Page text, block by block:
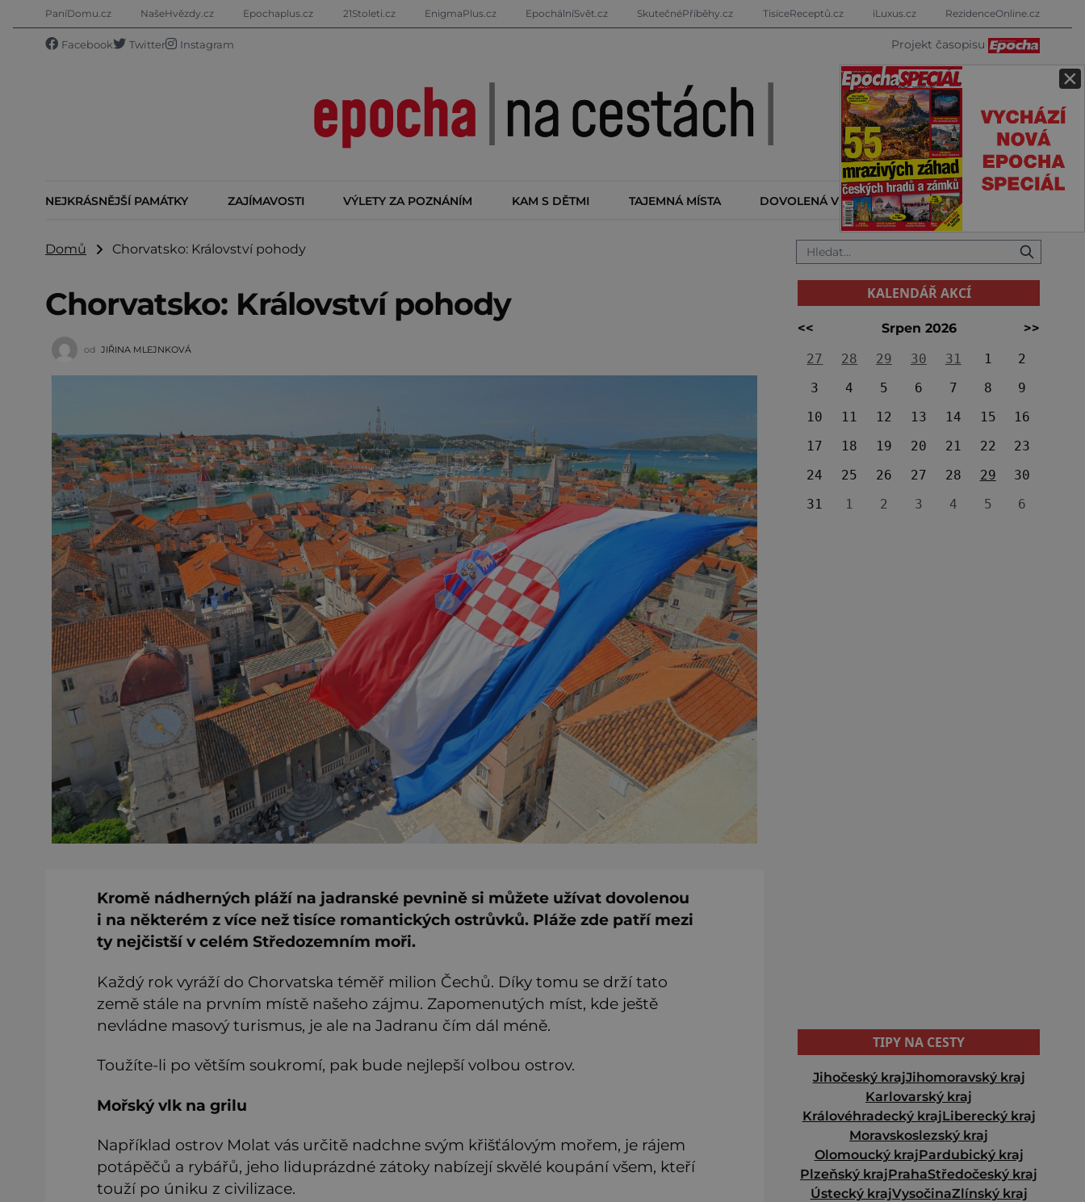
×
PaníDomu.cz NašeHvězdy.cz Epochaplus.cz 21Stoleti.cz EnigmaPlus.cz EpochálníSvět.cz SkutečnéPříběhy.cz TisíceReceptů.cz iLuxus.cz RezidenceOnline.cz
Facebook Twitter Instagram Projekt časopisu
NEJKRÁSNĚJŠÍ PAMÁTKY ZAJÍMAVOSTI VÝLETY ZA POZNÁNÍM KAM S DĚTMI TAJEMNÁ MÍSTA DOVOLENÁ V ZAHRANIČÍ KALENDÁŘ AKCÍ
Domů Chorvatsko: Království pohody
Chorvatsko: Království pohody
od JIŘINA MLEJNKOVÁ
Kromě nádherných pláží na jadranské pevnině si můžete užívat dovolenou
i na některém z více než tisíce romantických ostrůvků. Pláže zde patří mezi
ty nejčistší v celém Středozemním moři.
Každý rok vyráží do Chorvatska téměř milion Čechů. Díky tomu se drží tato
země stále na prvním místě našeho zájmu. Zapomenutých míst, kde ještě
nevládne masový turismus, je ale na Jadranu čím dál méně.
Toužíte-li po větším soukromí, pak bude nejlepší volbou ostrov.
Mořský vlk na grilu
Například ostrov Molat vás určitě nadchne svým křišťálovým mořem, je rájem
potápěčů a rybářů, jeho liduprázdné zátoky nabízejí skvělé koupání všem, kteří
touží po úniku z civilizace.
KALENDÁŘ AKCÍ
<< Srpen 2026
>>
27
28 29 30 31 1
2
3
4 5 6 7 8
9
10
11 12 13 14 15
16
17
18 19 20 21 22
23
24
25 26 27 28 29
30
31
1 2 3 4 5 6
TIPY NA CESTY
Jihočeský krajJihomoravský kraj
Karlovarský kraj
Královéhradecký krajLiberecký kraj
Moravskoslezský kraj
Olomoucký krajPardubický kraj
Plzeňský krajPrahaStředočeský kraj
Ústecký krajVysočinaZlínský kraj